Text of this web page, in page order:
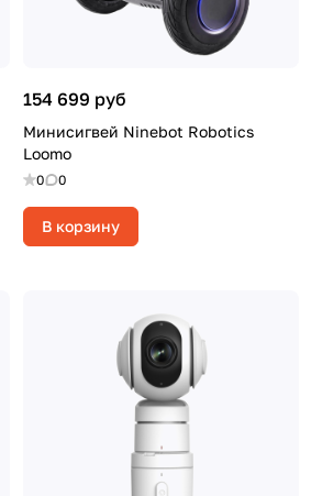
154 699 руб
Минисигвей Ninebot Robotics
Loomo
0 0
В корзину